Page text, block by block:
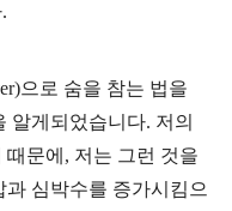
으로 숨을 참는 법을
알게되었습니다. 저의
문에, 저는 그런 것을
심박수를 증가시킴으